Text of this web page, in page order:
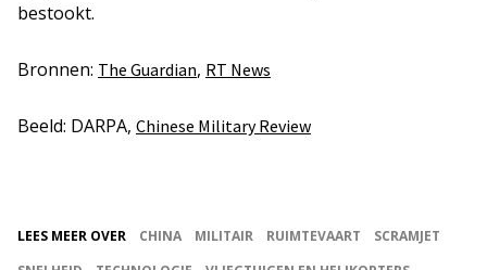
bestookt.
Bronnen: The Guardian, RT News
Beeld: DARPA, Chinese Military Review
LEES MEER OVER CHINA MILITAIR RUIMTEVAART
SCRAMJET